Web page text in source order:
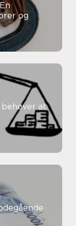
og
behøver at